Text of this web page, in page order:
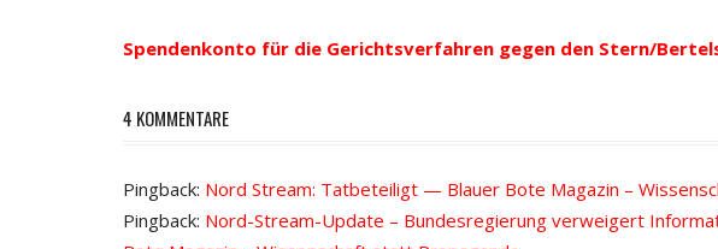
Spendenkonto für die Gerichtsverfahren gegen den Stern/
4 KOMMENTARE
Pingback: Nord Stream: Tatbeteiligt — Blauer Bote Magazin –
Pingback: Nord-Stream-Update – Bundesregierung verweigert